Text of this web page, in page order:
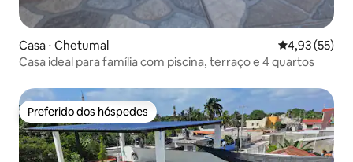
Casa ⋅ Chetumal 4,93 de uma
4,93 (55)
Casa ideal para família com piscina, terraço e 4 quartos
Preferido dos hóspedes
Preferido dos hóspedes